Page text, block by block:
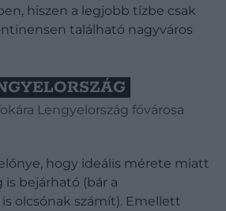
hiszen a legjobb tízbe csak
található nagyváros
Lengyelország fővárosa
hogy ideális mérete miatt
is bejárható (bár a
olcsónak számít). Emellett